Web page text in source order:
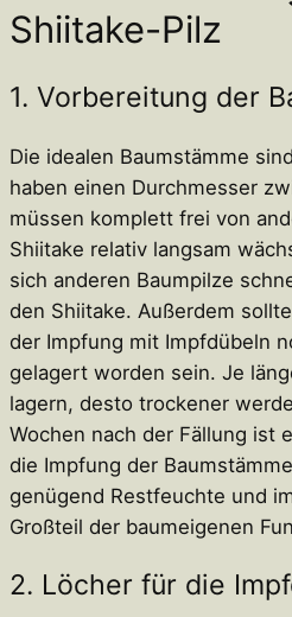
Shiitake-Pilz
1. Vorbereitung der
Die idealen Baumstämme
haben einen Durchmesser
müssen komplett frei von
Shiitake relativ langsam
sich anderen Baumpilze
den Shiitake. Außerdem
der Impfung mit Impfdübeln
gelagert worden sein. Je
lagern, desto trockener
Wochen nach der Fällung ist
die Impfung der
genügend Restfeuchte und
Großteil der baumeigenen
2. Löcher für die